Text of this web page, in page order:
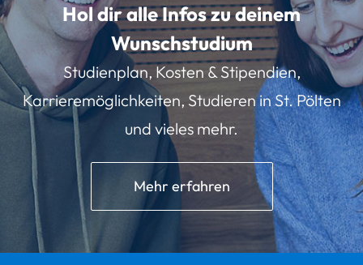
Hol dir alle Infos zu deinem
Wunschstudium
Studienplan, Kosten & Stipendien,
Karrieremöglichkeiten, Studieren in St. Pölten
und vieles mehr.
Mehr erfahren